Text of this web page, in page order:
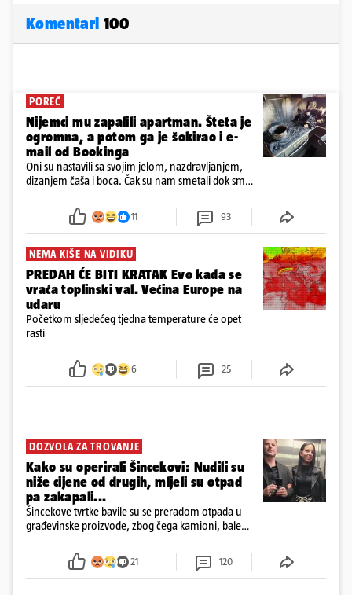
Komentari 100
POREČ
Nijemci mu zapalili apartman. Šteta je
ogromna, a potom ga je šokirao i e-
mail od Bookinga
Oni su nastavili sa svojim jelom, nazdravljanjem,
dizanjem čaša i boca. Čak su nam smetali dok smo
požar, rekao je vlasnik
11 93
NEMA KIŠE NA VIDIKU
PREDAH ĆE BITI KRATAK Evo kada se
vraća toplinski val. Većina Europe na
udaru
Početkom sljedećeg tjedna temperature će opet
rasti
6 25
DOZVOLA ZA TROVANJE
Kako su operirali Šincekovi: Nudili su
niže cijene od drugih, mljeli su otpad
pa zakapali...
Šincekove tvrtke bavile su se preradom otpada u
građevinske proizvode, zbog čega kamioni, bale
21 120